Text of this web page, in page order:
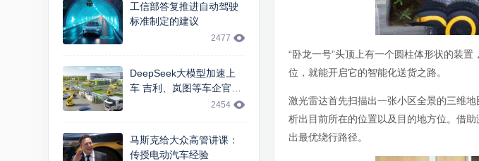
工信部答复推进自动驾驶
标准制定的建议
2477
DeepSeek大模型加速上
车 吉利、岚图等车企官宣
2454
马斯克给大众高管讲课：
传授电动汽车经验
“卧龙一号”头顶上有一个圆柱体形状的装
位，就能开启它的智能化送货之路。
激光雷达首先扫描出一张小区全景的三维
析出目前所在的位置以及目的地方位。借
出最优绕行路径。